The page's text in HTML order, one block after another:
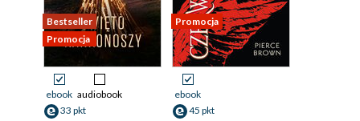
Bestseller
Promocja
ebook audiobook
33 pkt
Promocja
ebook
45 pkt